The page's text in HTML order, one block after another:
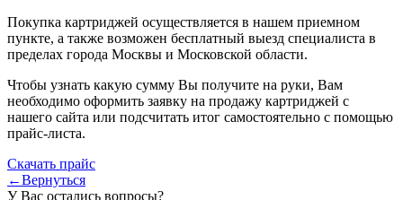
Покупка картриджей осуществляется в нашем приемном
пункте, а также возможен бесплатный выезд специалиста в
пределах города Москвы и Московской области.
Чтобы узнать какую сумму Вы получите на руки, Вам
необходимо оформить заявку на продажу картриджей с
нашего сайта или подсчитать итог самостоятельно с помощью
прайс-листа.
Скачать прайс
←Вернуться
У Вас остались вопросы?